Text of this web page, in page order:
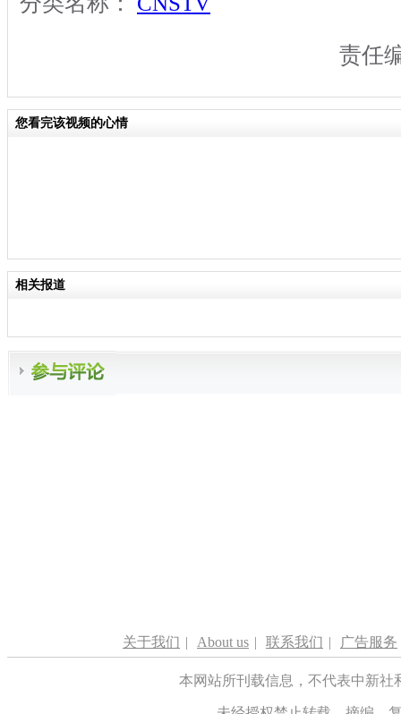
责任
您看完该视频的心情
相关报道
关于我们 | About us | 联系我们 | 广告服务
本网站所刊载信息，不代表中新